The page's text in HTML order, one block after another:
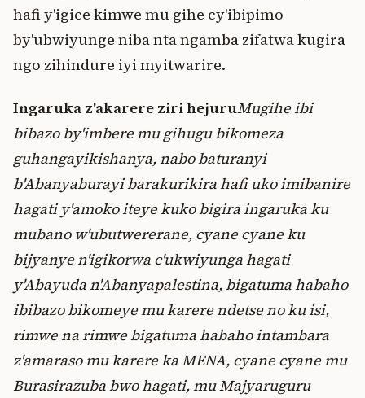
hafi y'igice kimwe mu gihe cy'ibipimo
by'ubwiyunge niba nta ngamba zifatwa kugira
ngo zihindure iyi myitwarire.
Ingaruka z'akarere ziri hejuruMugihe ibi
bibazo by'imbere mu gihugu bikomeza
guhangayikishanya, nabo baturanyi
b'Abanyaburayi barakurikira hafi uko imibanire
hagati y'amoko iteye kuko bigira ingaruka ku
mubano w'ubutwererane, cyane cyane ku
bijyanye n'igikorwa c'ukwiyunga hagati
y'Abayuda n'Abanyapalestina, bigatuma habaho
ibibazo bikomeye mu karere ndetse no ku isi,
rimwe na rimwe bigatuma habaho intambara
z'amaraso mu karere ka MENA, cyane cyane mu
Burasirazuba bwo hagati, mu Majyaruguru